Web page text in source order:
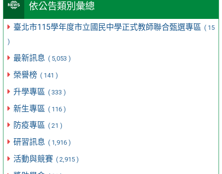
依公告類別彙總
臺北市115學年度市立國民中學正式教師聯合甄選專區 ( 15
)
最新訊息 ( 5,053 )
榮譽榜 ( 141 )
升學專區 ( 333 )
新生專區 ( 116 )
防疫專區 ( 21 )
研習訊息 ( 1,916 )
活動與競賽 ( 2,915 )